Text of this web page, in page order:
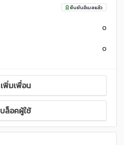
ยืนยันอีเมลแล้ว
0
0
เพิ่มเพื่อน
บล็อคผู้ใช้